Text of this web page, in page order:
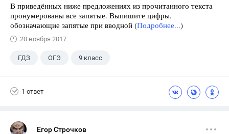
В приведённых ниже предложениях из прочитанного текста
пронумерованы все запятые. Выпишите цифры,
обозначающие запятые при вводной (Подробнее...)
20 ноября 2017
ГДЗ ОГЭ 9 класс
1 ответ
Егор Строчков